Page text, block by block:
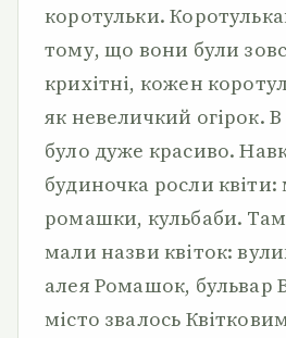
коротульки.
тому, що вони були
крихітні, кожен
як невеличкий огірок. В
було дуже красиво.
будиночка росли
ромашки, кульбаби. Там
мали назви квіток:
алея Ромашок, бульвар
місто звалось